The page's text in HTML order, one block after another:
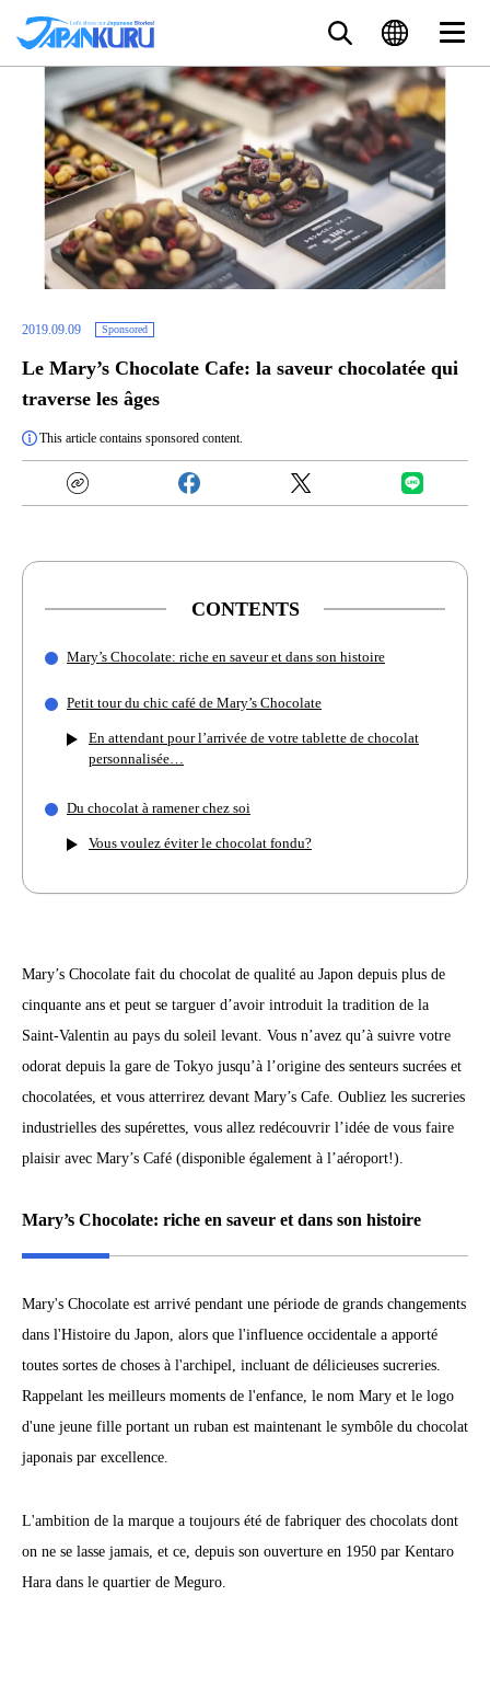
2019.09.09 Sponsored
Le Mary’s Chocolate Cafe: la saveur chocolatée qui
traverse les âges
This article contains sponsored content.
CONTENTS
Mary’s Chocolate: riche en saveur et dans son histoire
Petit tour du chic café de Mary’s Chocolate
En attendant pour l’arrivée de votre tablette de chocolat
personnalisée…
Du chocolat à ramener chez soi
Vous voulez éviter le chocolat fondu?
Mary’s Chocolate fait du chocolat de qualité au Japon depuis plus de
cinquante ans et peut se targuer d’avoir introduit la tradition de la
Saint-Valentin au pays du soleil levant. Vous n’avez qu’à suivre votre
odorat depuis la gare de Tokyo jusqu’à l’origine des senteurs sucrées et
chocolatées, et vous atterrirez devant Mary’s Cafe. Oubliez les sucreries
industrielles des supérettes, vous allez redécouvrir l’idée de vous faire
plaisir avec Mary’s Café (disponible également à l’aéroport!).
Mary’s Chocolate: riche en saveur et dans son histoire
Mary's Chocolate est arrivé pendant une période de grands changements
dans l'Histoire du Japon, alors que l'influence occidentale a apporté
toutes sortes de choses à l'archipel, incluant de délicieuses sucreries.
Rappelant les meilleurs moments de l'enfance, le nom Mary et le logo
d'une jeune fille portant un ruban est maintenant le symbôle du chocolat
japonais par excellence.
L'ambition de la marque a toujours été de fabriquer des chocolats dont
on ne se lasse jamais, et ce, depuis son ouverture en 1950 par Kentaro
Hara dans le quartier de Meguro.